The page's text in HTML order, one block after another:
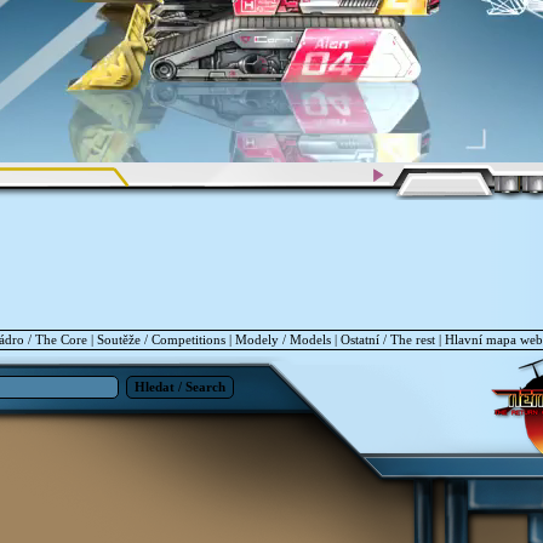
/ The Core| Soutěže / Competitions| Modely / Models| Ostatní / The rest| Hlavní mapa
Hledat / Search